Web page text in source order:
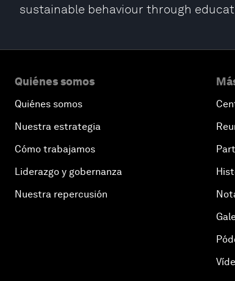
sustainable behaviour through
Quiénes somos
Quiénes somos
Nuestra estrategia
Cómo trabajamos
Liderazgo y gobernanza
Nuestra repercusión